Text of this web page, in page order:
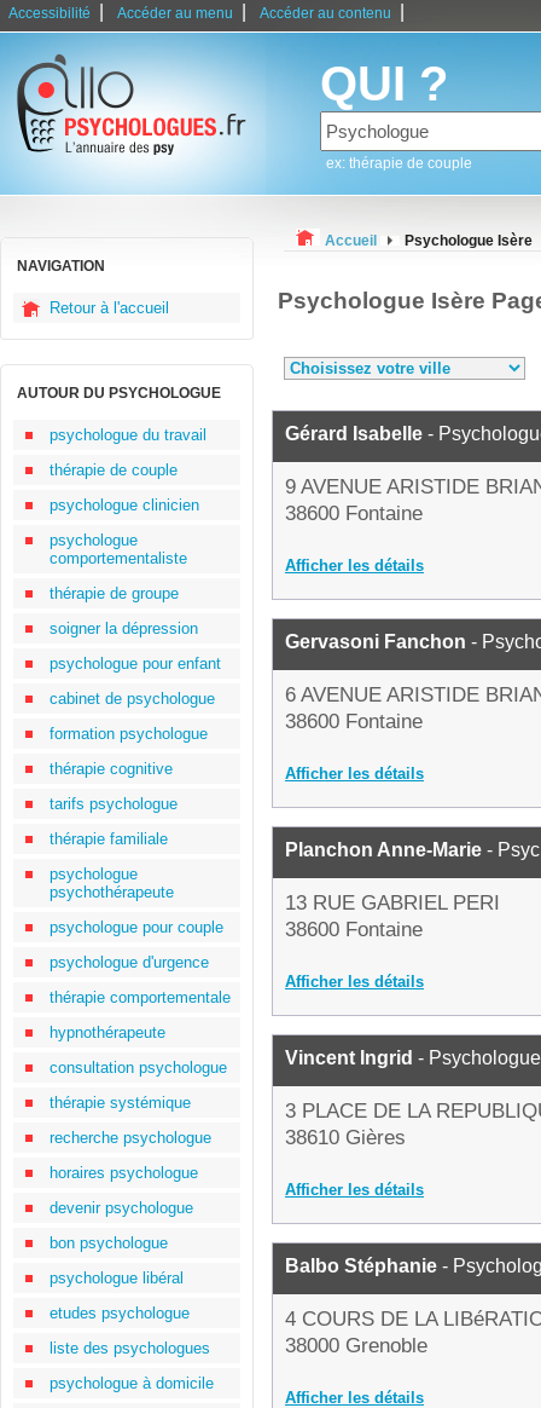
Accessibilité Accéder au menu Accéder au contenu
QUI ?
ex: thérapie de couple
NAVIGATION
Retour à l'accueil
AUTOUR DU PSYCHOLOGUE
psychologue du travail
thérapie de couple
psychologue clinicien
psychologue
comportementaliste
thérapie de groupe
soigner la dépression
psychologue pour enfant
cabinet de psychologue
formation psychologue
thérapie cognitive
tarifs psychologue
thérapie familiale
psychologue
psychothérapeute
psychologue pour couple
psychologue d'urgence
thérapie comportementale
hypnothérapeute
consultation psychologue
thérapie systémique
recherche psychologue
horaires psychologue
devenir psychologue
bon psychologue
psychologue libéral
etudes psychologue
liste des psychologues
psychologue à domicile
Accueil Psychologue Isère
Psychologue Isère
Gérard Isabelle -
9 AVENUE ARISTIDE
38600 Fontaine
Afficher les détails
Gervasoni Fanchon -
6 AVENUE ARISTIDE
38600 Fontaine
Afficher les détails
Planchon Anne-Marie -
13 RUE GABRIEL PERI
38600 Fontaine
Afficher les détails
Vincent Ingrid - Psychologue
3 PLACE DE LA
38610 Gières
Afficher les détails
Balbo Stéphanie -
4 COURS DE LA
38000 Grenoble
Afficher les détails